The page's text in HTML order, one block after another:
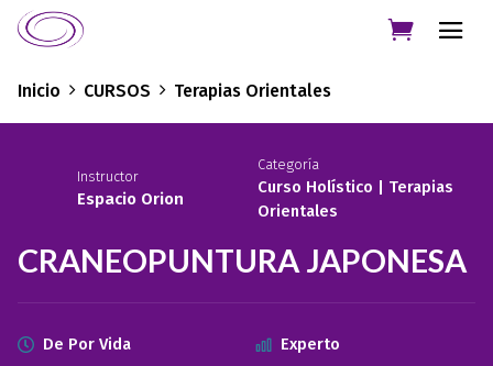
Inicio CURSOS Terapias Orientales
Instructor
Espacio Orion
Categoría
Curso Holístico | Terapias
Orientales
CRANEOPUNTURA JAPONESA
De Por Vida Experto